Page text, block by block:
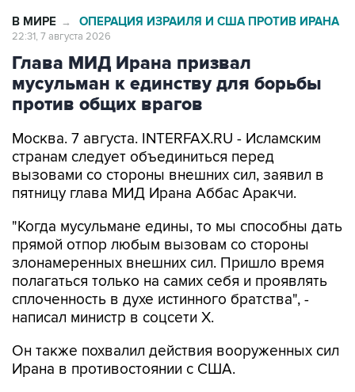
В МИРЕ → ОПЕРАЦИЯ ИЗРАИЛЯ И США ПРОТИВ ИРАНА
22:31, 7 августа 2026
Глава МИД Ирана призвал
мусульман к единству для борьбы
против общих врагов
Москва. 7 августа. INTERFAX.RU - Исламским
странам следует объединиться перед
вызовами со стороны внешних сил, заявил в
пятницу глава МИД Ирана Аббас Аракчи.
"Когда мусульмане едины, то мы способны дать
прямой отпор любым вызовам со стороны
злонамеренных внешних сил. Пришло время
полагаться только на самих себя и проявлять
сплоченность в духе истинного братства", -
написал министр в соцсети Х.
Он также похвалил действия вооруженных сил
Ирана в противостоянии с США.